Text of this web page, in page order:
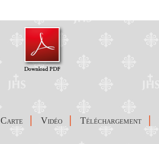
Carte Vidéo Téléchargement